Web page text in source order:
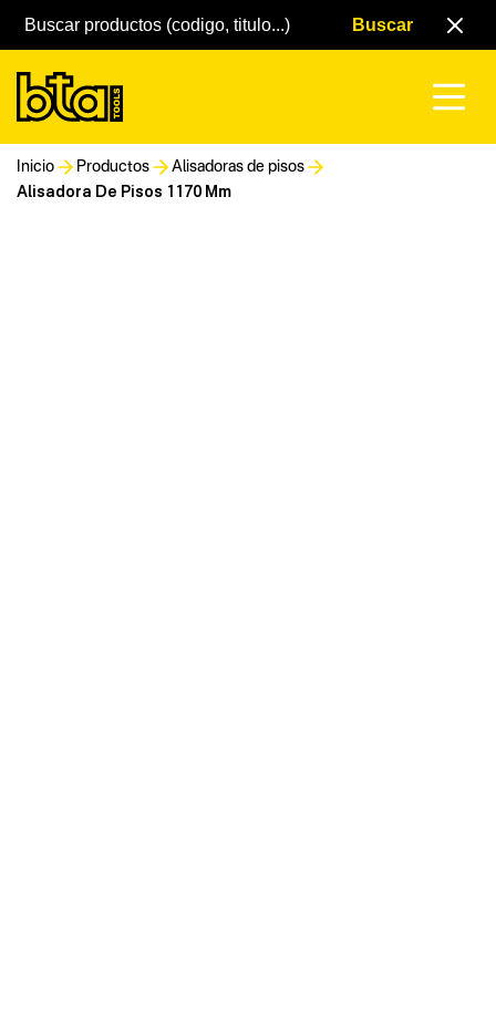
Inicio Productos Alisadoras de pisos
Alisadora De Pisos 1170 Mm